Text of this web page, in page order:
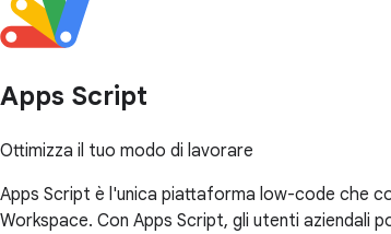
Apps Script
Ottimizza il tuo modo di lavorare
Apps Script è l'unica piattaforma low-code che
Workspace. Con Apps Script, gli utenti aziendali